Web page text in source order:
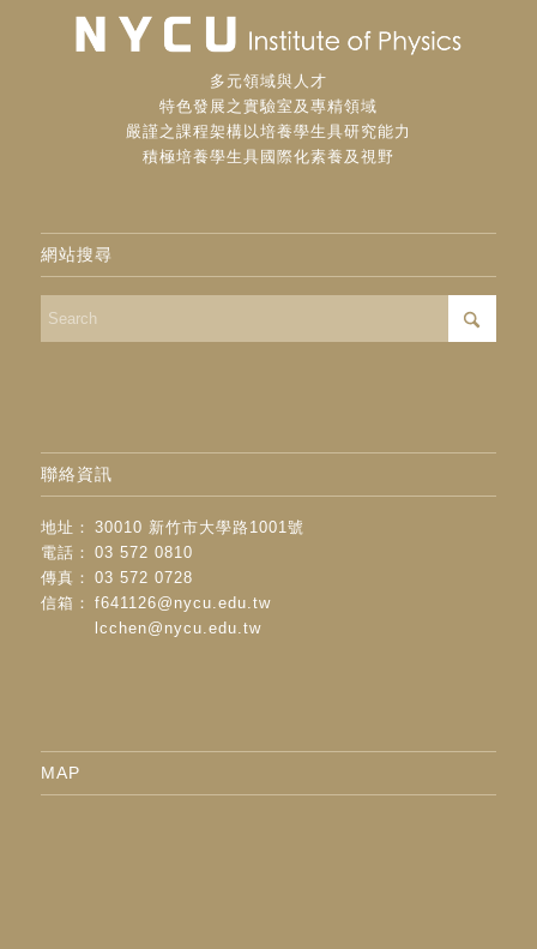
多元領域與人才
特色發展之實驗室及專精領域
嚴謹之課程架構以培養學生具研究能力
積極培養學生具國際化素養及視野
網站搜尋
聯絡資訊
地址：
30010 新竹市大學路1001號
電話：
03 572 0810
傳真：
03 572 0728
信箱：
f641126@nycu.edu.tw
lcchen@nycu.edu.tw
MAP